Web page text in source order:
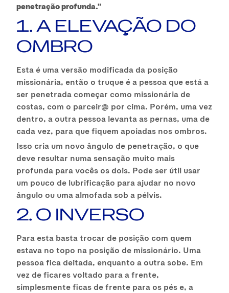
penetração profunda."
1. A ELEVAÇÃO DO
OMBRO
Esta é uma versão modificada da posição
missionária, então o truque é a pessoa que está a
ser penetrada começar como missionária de
costas, com o parceir@ por cima. Porém, uma vez
dentro, a outra pessoa levanta as pernas, uma de
cada vez, para que fiquem apoiadas nos ombros.
Isso cria um novo ângulo de penetração, o que
deve resultar numa sensação muito mais
profunda para vocês os dois. Pode ser útil usar
um pouco de lubrificação para ajudar no novo
ângulo ou uma almofada sob a pélvis.
2. O INVERSO
Para esta basta trocar de posição com quem
estava no topo na posição de missionário. Uma
pessoa fica deitada, enquanto a outra sobe. Em
vez de ficares voltado para a frente,
simplesmente ficas de frente para os pés e, a